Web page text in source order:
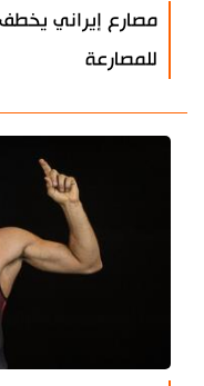
مصارع إيراني يخطف
للمصارعة